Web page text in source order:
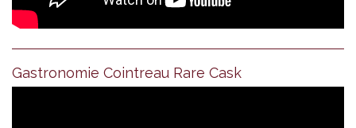
Gastronomie Cointreau Rare Cask